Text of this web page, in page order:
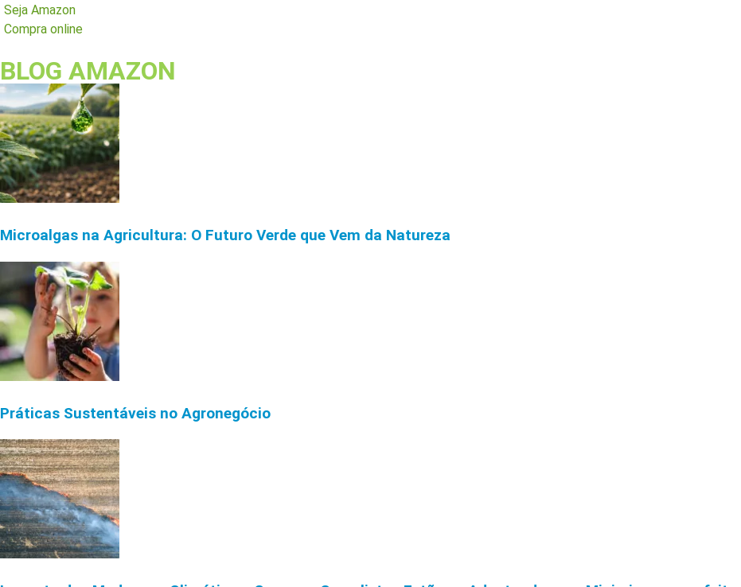
Seja Amazon
Compra online
BLOG AMAZON
Microalgas na Agricultura: O Futuro Verde que Vem da Natureza
Práticas Sustentáveis no Agronegócio